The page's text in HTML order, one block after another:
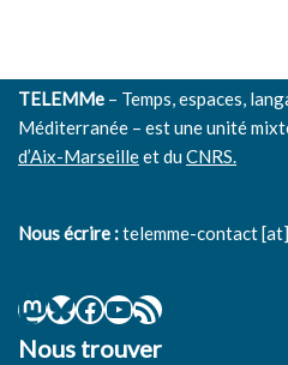
Severiano Rojo Hernandez.
Guerra Civil: el ejemplo de la
(1936-1937).Historia
Severiano Rojo Hernandez.
(1936 -1939) .
construction des identités
perspective transnationale,
TELEMMe – Temps, espaces,
Méditerranée – est une unité
d’Aix-Marseilleet duCNRS.
Nous écrire :telemme-contact
Nous trouver